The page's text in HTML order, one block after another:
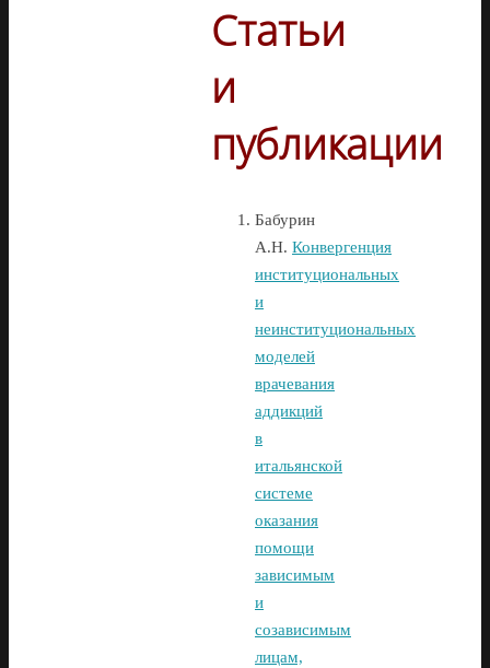
Статьи
и
публикации
Бабурин
А.Н. Конвергенция
институциональных
и
неинституциональных
моделей
врачевания
аддикций
в
итальянской
системе
оказания
помощи
зависимым
и
созависимым
лицам,